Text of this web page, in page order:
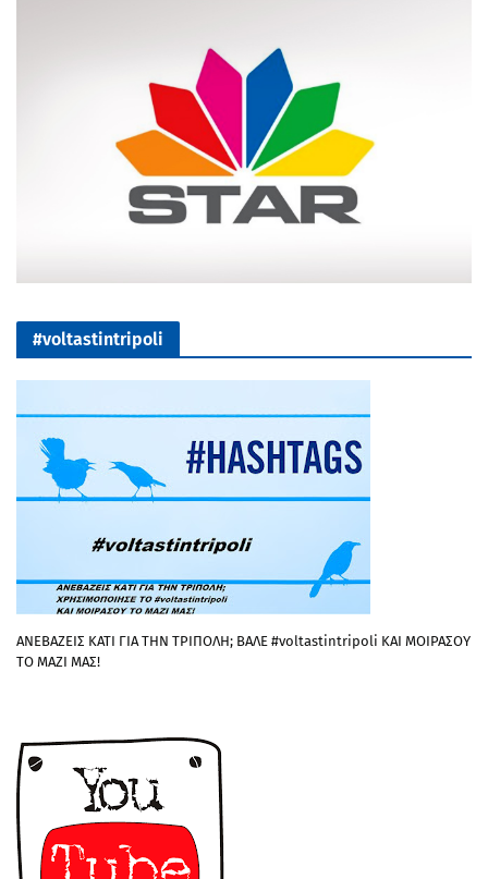
#voltastintripoli
ΑΝΕΒΑΖΕΙΣ ΚΑΤΙ ΓΙΑ ΤΗΝ ΤΡΙΠΟΛΗ; ΒΑΛΕ #voltastintripoli ΚΑΙ ΜΟΙΡΑΣΟΥ
ΤΟ ΜΑΖΙ ΜΑΣ!